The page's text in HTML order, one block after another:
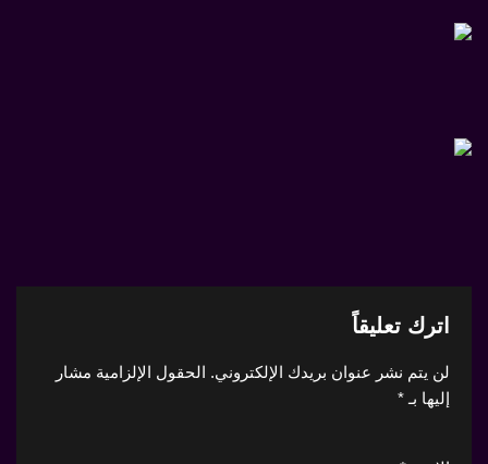
اترك تعليقاً
لن يتم نشر عنوان بريدك الإلكتروني. الحقول الإلزامية مشار
إليها بـ *